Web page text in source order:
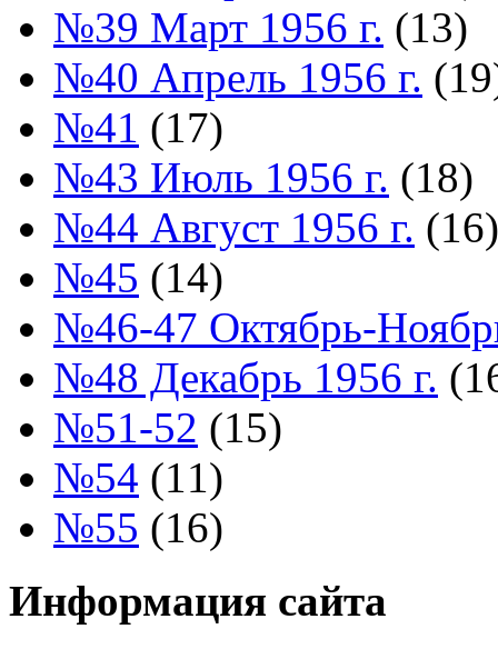
№39 Март 1956 г. (13)
№40 Апрель 1956 г.
№41 (17)
№43 Июль 1956 г. (18)
№44 Август 1956 г. (16)
№45 (14)
№46-47 Октябрь-
№48 Декабрь 1956 г.
№51-52 (15)
№54 (11)
№55 (16)
Информация сайта